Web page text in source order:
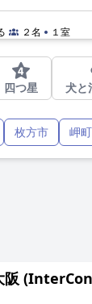
２名 １室
四つ星 犬と
枚方市 岬町
阪